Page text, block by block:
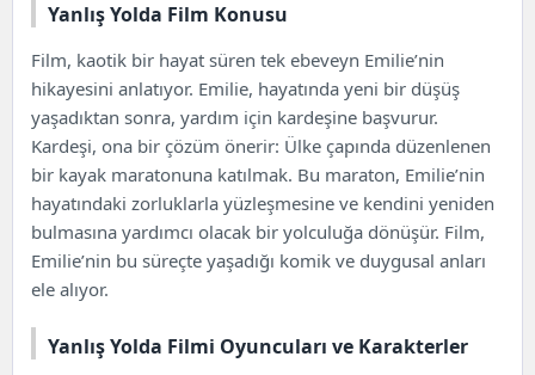
Yanlış Yolda Film Konusu
Film, kaotik bir hayat süren tek ebeveyn Emilie’nin
hikayesini anlatıyor. Emilie, hayatında yeni bir düşüş
yaşadıktan sonra, yardım için kardeşine başvurur.
Kardeşi, ona bir çözüm önerir: Ülke çapında düzenlenen
bir kayak maratonuna katılmak. Bu maraton, Emilie’nin
hayatındaki zorluklarla yüzleşmesine ve kendini yeniden
bulmasına yardımcı olacak bir yolculuğa dönüşür. Film,
Emilie’nin bu süreçte yaşadığı komik ve duygusal anları
ele alıyor.
Yanlış Yolda Filmi Oyuncuları ve Karakterler